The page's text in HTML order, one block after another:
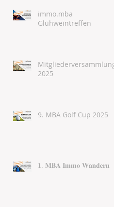
immo.mba
Glühweintreffen
Mitgliederversammlung
2025
9. MBA Golf Cup 2025
𝟏. 𝐌𝐁𝐀 𝐈𝐦𝐦𝐨 𝐖𝐚𝐧𝐝𝐞𝐫𝐧